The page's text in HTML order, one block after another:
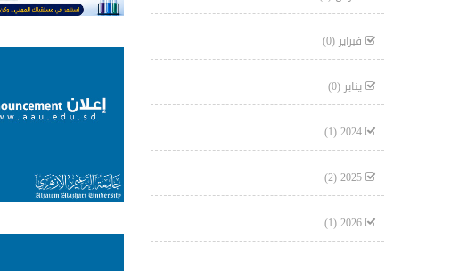
فبراير (0)
يناير (0)
(1)
(2)
(1)